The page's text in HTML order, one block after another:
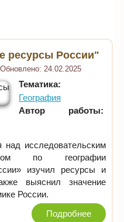
ресурсы России"
Обновлено: 24.02.2025
Тематика:
География
Автор работы:
исследовательским
по географии
изучил ресурсы и
выяснил значение
России.
Подробнее